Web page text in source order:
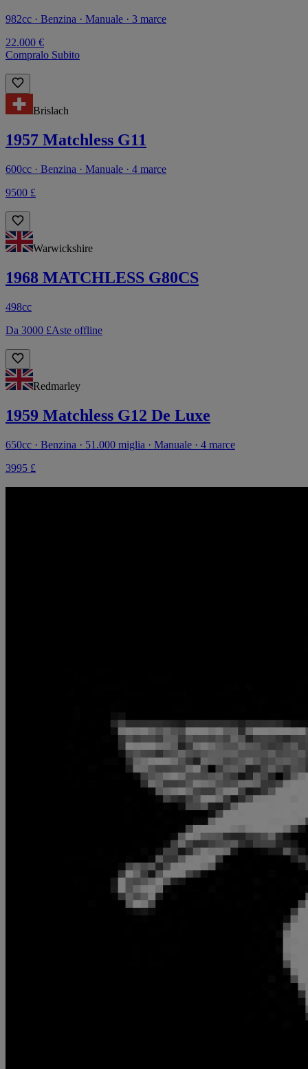
982cc · Benzina · Manuale · 3 marce
22.000 €
Compralo Subito
Brislach
1957 Matchless G11
600cc · Benzina · Manuale · 4 marce
9500 £
Warwickshire
1968 MATCHLESS G80CS
498cc
Da 3000 £Aste offline
Redmarley
1959 Matchless G12 De Luxe
650cc · Benzina · 51.000 miglia · Manuale · 4 marce
3995 £